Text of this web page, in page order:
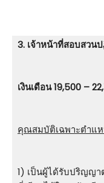
3. เจ้าหน้าที่สอบสวน
เงินเดือน 19,500 –
คุณสมบัติเฉพาะตำแ
1) เป็นผู้ได้รับปริญญ